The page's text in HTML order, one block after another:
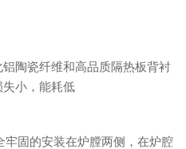
陶瓷纤维和高品质隔热板背衬
小，能耗低
牢固的安装在炉膛两侧，在炉腔